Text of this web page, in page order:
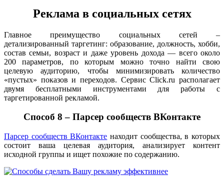
Реклама в социальных сетях
Главное преимущество социальных сетей –
детализированный таргетинг: образование, должность, хобби,
состав семьи, возраст и даже уровень дохода — всего около
200 параметров, по которым можно точно найти свою
целевую аудиторию, чтобы минимизировать количество
«пустых» показов и переходов. Сервис Click.ru располагает
двумя бесплатными инструментами для работы с
таргетированной рекламой.
Способ 8 – Парсер сообществ ВКонтакте
Парсер сообществ ВКонтакте находит сообщества, в которых
состоит ваша целевая аудитория, анализирует контент
исходной группы и ищет похожие по содержанию.